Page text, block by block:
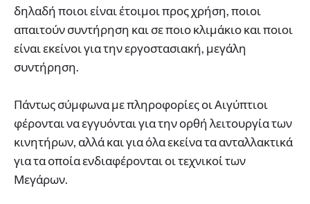
δηλαδή ποιοι είναι έτοιμοι προς χρήση, ποιοι
απαιτούν συντήρηση και σε ποιο κλιμάκιο και ποιοι
είναι εκείνοι για την εργοστασιακή, μεγάλη
συντήρηση.
Πάντως σύμφωνα με πληροφορίες οι Αιγύπτιοι
φέρονται να εγγυόνται για την ορθή λειτουργία των
κινητήρων, αλλά και για όλα εκείνα τα ανταλλακτικά
για τα οποία ενδιαφέρονται οι τεχνικοί των
Μεγάρων.